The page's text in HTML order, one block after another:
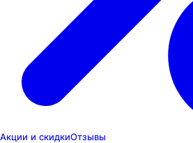
Акции и скидкиОтзывы